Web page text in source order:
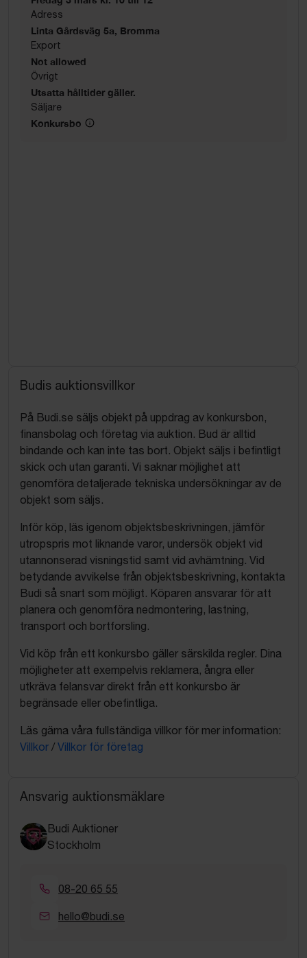
Adress
Linta Gårdsväg 5a, Bromma
Export
Not allowed
Övrigt
Utsatta hålltider gäller.
Säljare
Konkursbo
Budis auktionsvillkor
På Budi.se säljs objekt på uppdrag av konkursbon,
finansbolag och företag via auktion. Bud är alltid
bindande och kan inte tas bort. Objekt säljs i befintligt
skick och utan garanti. Vi saknar möjlighet att
genomföra detaljerade tekniska undersökningar av de
objekt som säljs.
Inför köp, läs igenom objektsbeskrivningen, jämför
utropspris mot liknande varor, undersök objekt vid
utannonserad visningstid samt vid avhämtning. Vid
betydande avvikelse från objektsbeskrivning, kontakta
Budi så snart som möjligt. Köparen ansvarar för att
planera och genomföra nedmontering, lastning,
transport och bortforsling.
Vid köp från ett konkursbo gäller särskilda regler. Dina
möjligheter att exempelvis reklamera, ångra eller
utkräva felansvar direkt från ett konkursbo är
begränsade eller obefintliga.
Läs gärna våra fullständiga villkor för mer information:
Villkor / Villkor för företag
Ansvarig auktionsmäklare
Budi Auktioner
Stockholm
08-20 65 55
hello@budi.se